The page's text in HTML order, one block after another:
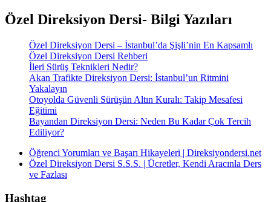
Özel Direksiyon Dersi- Bilgi Yazıları
Özel Direksiyon Dersi – İstanbul’da Şişli’nin En Kapsamlı
Özel Direksiyon Dersi Rehberi
İleri Sürüş Teknikleri Nedir?
Akan Trafikte Direksiyon Dersi: İstanbul’un Ritmini
Yakalayın
Otoyolda Güvenli Sürüşün Altın Kuralı: Takip Mesafesi
Eğitimi
Bayandan Direksiyon Dersi: Neden Bu Kadar Çok Tercih
Ediliyor?
Öğrenci Yorumları ve Başarı Hikayeleri | Direksiyondersi.net
Özel Direksiyon Dersi S.S.S. | Ücretler, Kendi Aracınla Ders
ve Fazlası
Hashtag